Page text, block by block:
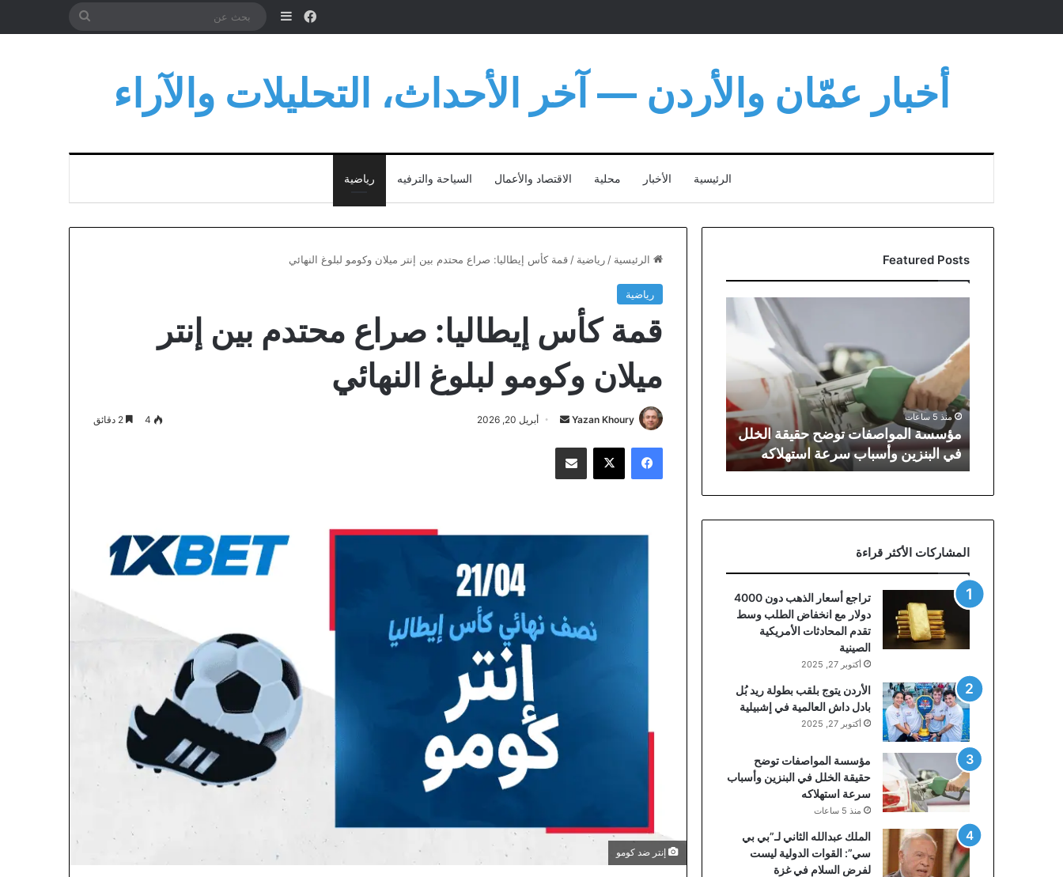
فيسبوكإضافة عمود جانبي
بحث
أخبار عمّان والأردن — آخر الأحداث، التحليلات والآراء
الرئيسية الأخبار محلية الاقتصاد والأعمال السياحة والترفيه رياضية
الرئيسية / رياضية / قمة كأس إيطاليا: صراع محتدم بين إنتر ميلان وكومو لبلوغ النهائي
رياضية
قمة كأس إيطاليا: صراع محتدم بين إنتر
ميلان وكومو لبلوغ النهائي
Yazan Khoury
أرسل أبريل 20, 2026 4
فيسبوك ‫X مشاركة عبر البريد
إنتر ضد كومو
Featured Posts
توضح
حقيقة
في
البنزين
وأسباب
سرعة
استهلاكه
منذ 5 ساعات
مؤسسة المواصفات توضح حقيقة الخلل
في البنزين وأسباب سرعة استهلاكه
المشاركات الأكثر قراءة
تراجع أسعار الذهب دون 4000
دولار مع انخفاض الطلب وسط
تقدم المحادثات الأمريكية
الصينية
أكتوبر 27, 2025
الأردن يتوج بلقب بطولة ريد بُل
بادل داش العالمية في إشبيلية
أكتوبر 27, 2025
مؤسسة المواصفات توضح
حقيقة الخلل في البنزين وأسباب
سرعة استهلاكه
منذ 5 ساعات
الملك عبدالله الثاني لـ”بي بي
سي”: القوات الدولية ليست
لفرض السلام في غزة